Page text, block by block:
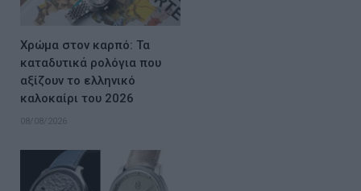
Χρώμα στον καρπό: Τα
καταδυτικά ρολόγια που
αξίζουν το ελληνικό
καλοκαίρι του 2026
08/08/2026